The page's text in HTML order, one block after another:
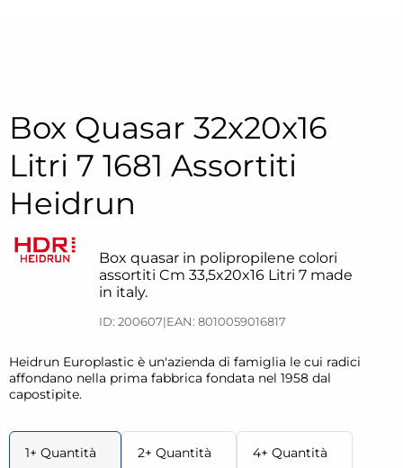
Box Quasar 32x20x16
Litri 7 1681 Assortiti
Heidrun
Box quasar in polipropilene colori
assortiti Cm 33,5x20x16 Litri 7 made
in italy.
ID: 200607|EAN: 8010059016817
Heidrun Europlastic è un'azienda di famiglia le cui radici
affondano nella prima fabbrica fondata nel 1958 dal
capostipite.
1+ Quantità 2+ Quantità 4+ Quantità